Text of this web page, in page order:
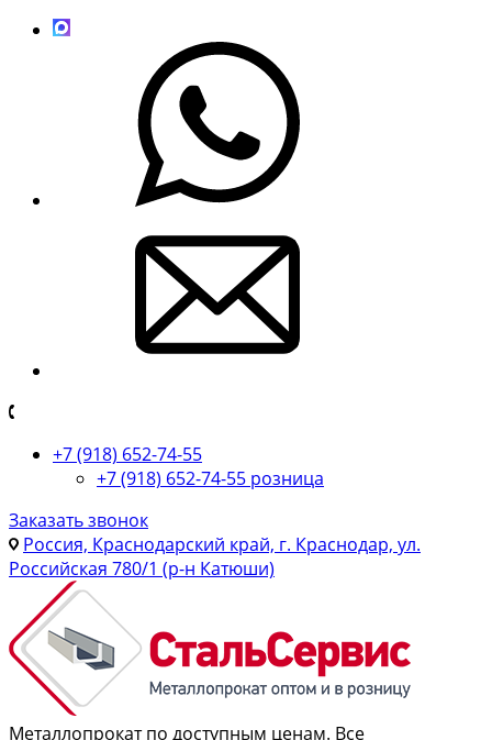
+7 (918) 652-74-55
+7 (918) 652-74-55 розница
Заказать звонок
Россия, Краснодарский край, г. Краснодар, ул.
Российская 780/1 (р-н Катюши)
Металлопрокат по доступным ценам. Все